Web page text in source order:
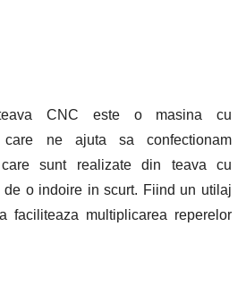
CNC este o masina cu
care ne ajuta sa confectionam
care sunt realizate din teava cu
o indoire in scurt. Fiind un utilaj
faciliteaza multiplicarea reperelor